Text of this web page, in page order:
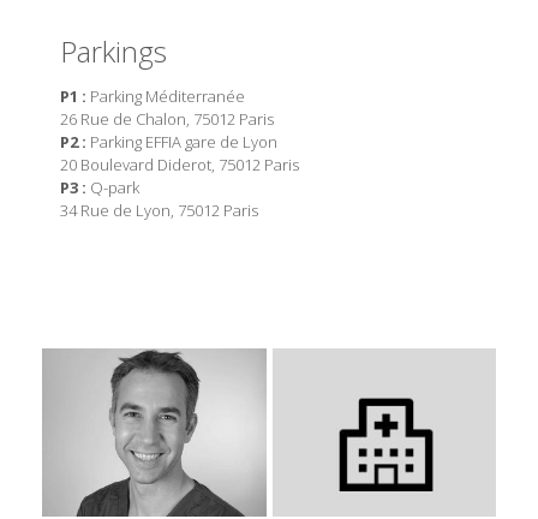
Parkings
P1 : Parking Méditerranée
26 Rue de Chalon, 75012 Paris
P2 : Parking EFFIA gare de Lyon
20 Boulevard Diderot, 75012 Paris
P3 : Q-park
34 Rue de Lyon, 75012 Paris